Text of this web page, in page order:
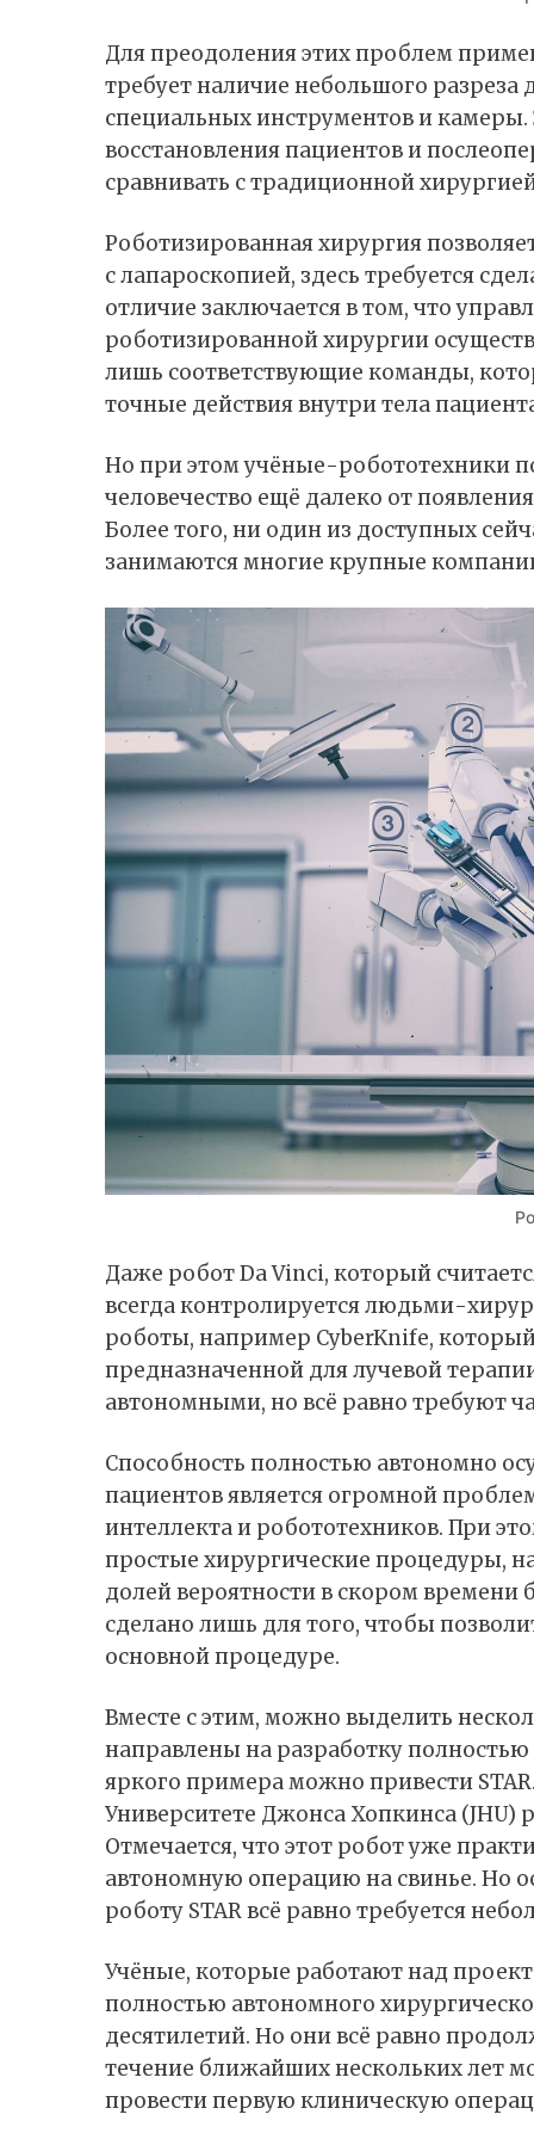
Для преодоления этих проблем
требует наличие небольшого разреза
специальных инструментов и камеры.
восстановления пациентов и
сравнивать с традиционной
Роботизированная хирургия
с лапароскопией, здесь требуется
отличие заключается в том, что
роботизированной хирургии
лишь соответствующие команды,
точные действия внутри тела
Но при этом учёные-робототехники
человечество ещё далеко от
Более того, ни один из доступных
занимаются многие крупные
Даже роботDa Vinci, который
всегда контролируется людьми-
роботы, например CyberKnife,
предназначенной для лучевой
автономными, но всё равно требуют
Способность полностью автономно
пациентов является огромной
интеллекта и робототехников. При
простые хирургические процедуры,
долей вероятности в скором времени
сделано лишь для того, чтобы
основной процедуре.
Вместе с этим, можно выделить
направлены на разработку
яркого примера можно привести
Университете Джонса Хопкинса (JHU)
Отмечается, что этот робот уже
автономную операцию на свинье. Но
роботу STAR всё равно требуется
Учёные, которые работают над
полностью автономного
десятилетий. Но они всё равно
течение ближайших нескольких лет
провести первую клиническую